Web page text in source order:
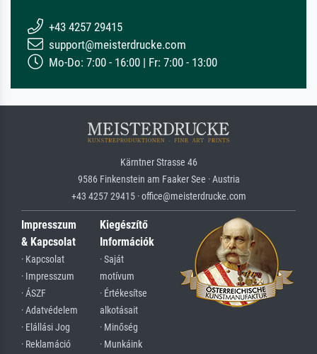
+43 4257 29415
support@meisterdrucke.com
Mo-Do: 7:00 - 16:00 | Fr: 7:00 - 13:00
Kärntner Strasse 46
9586 Finkenstein am Faaker See · Austria
+43 4257 29415 · office@meisterdrucke.com
Impresszum
& Kapcsolat
· Kapcsolat
· Impresszum
· ÁSZF
· Adatvédelem
· Elállási Jog
· Reklamáció
Kiegészítő
Információk
· Saját
motívum
· Értékesítse
alkotásait
· Minőség
· Munkáink